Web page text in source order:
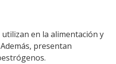
en la alimentación y
presentan